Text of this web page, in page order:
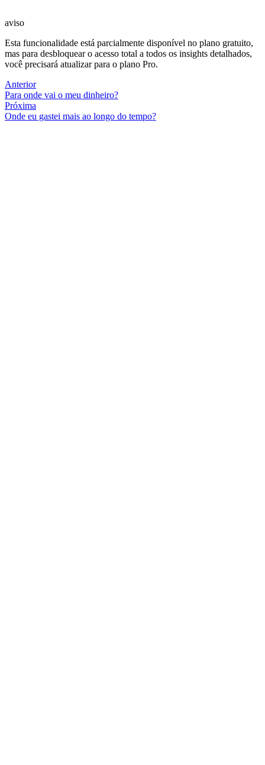
aviso
Esta funcionalidade está parcialmente disponível no plano gratuito,
mas para desbloquear o acesso total a todos os insights detalhados,
você precisará atualizar para o plano Pro.
Anterior
Para onde vai o meu dinheiro?
Próxima
Onde eu gastei mais ao longo do tempo?